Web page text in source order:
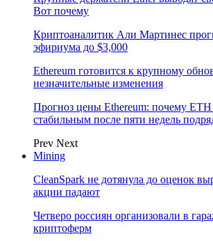
Вот почему
Криптоаналитик Али Мартинес
эфириума до $3,000
Ethereum готовится к крупному
незначительные изменения
Прогноз цены Ethereum: почему ETH
стабильным после пяти недель
Prev Next
Mining
CleanSpark не дотянула до оценок
акции падают
Четверо россиян организовали в
криптоферм